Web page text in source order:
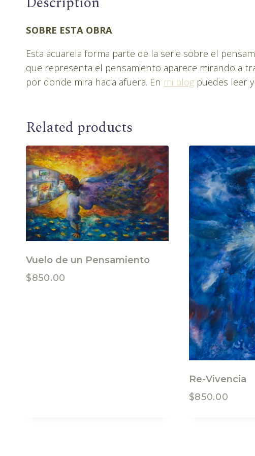
SOBRE ESTA OBRA
Esta acuarela forma parte de la serie sobre el
que representa el pensamiento aparece mirando a
por donde mira hacia afuera. En mi blog puedes leer
Related products
Vuelo de un Pensamiento
$850.00
Re-Vivencia
$850.00